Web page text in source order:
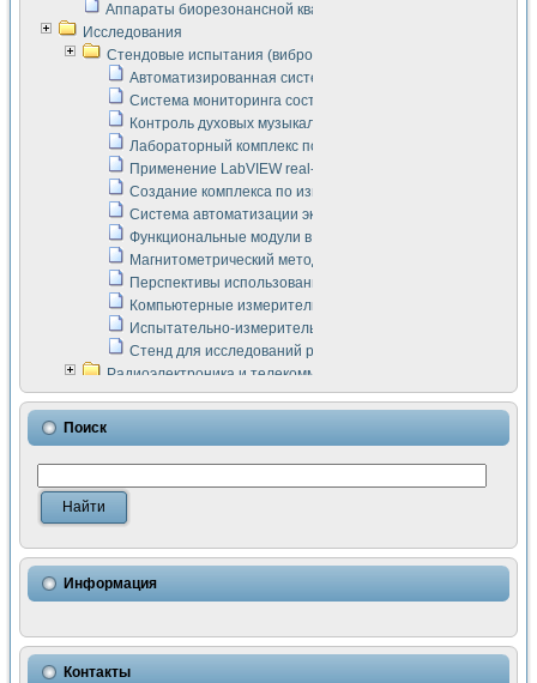
Аппараты биорезонансной квантовой терапии серии СКАН
Исследования
Стендовые испытания (виброакустика, тензометрия и т.п.)
Автоматизированная система измерения параметров
Система мониторинга состояния тяговых
Контроль духовых музыкальных инструментов
Лабораторный комплекс по исследованию элементной
Применение LabVIEW real-time module для
Создание комплекса по измерению скорости подвижного
Система автоматизации экспериментальных
Функциональные модули в стандарте Nl SCXI для
Магнитометрический метод в дефектоскопии сварных
Перспективы использования машинного зрения в
Компьютерные измерительные системы для
Испытательно-измерительный комплекс аппаратуры для
Стенд для исследований рабочих процессов ДВС в
Радиоэлектроника и телекоммуникации
LabVIEW в расчетах радиолиний систем передачи данных
Аппаратно-программный комплекс для исследования
Виртуальный лабораторный стенд для исследования
Измерение шумовых параметров операционных
Измерительный преобразователь на основе цифровой
Использование NI LabVIEW для математического
Исследовние возможности создания измерителя ВАХ
Математическое моделирование генератора сигналов -
Применение осциллографического модуля с высоким
Симуляция отклика импульсного радиолокационного
Поиск
Информация
Контакты